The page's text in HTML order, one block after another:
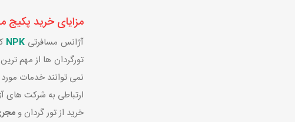
مزایای خرید پکیج
آژانس مسافرتی NPK
تورگردان ها از مهم
نمی توانند خدمات
ارتباطی به شرکت های
خرید از تور گردان و